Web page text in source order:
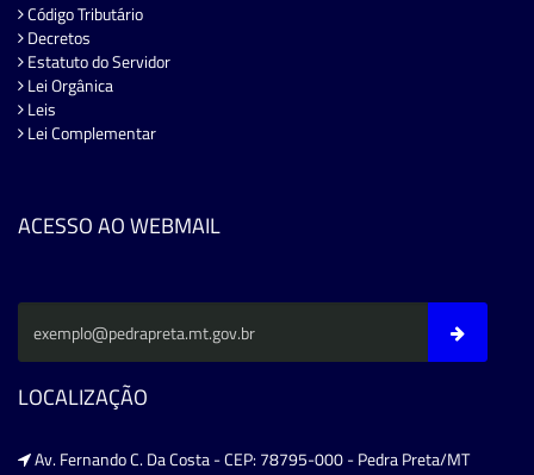
Código Tributário
Decretos
Estatuto do Servidor
Lei Orgânica
Leis
Lei Complementar
ACESSO AO WEBMAIL
LOCALIZAÇÃO
Av. Fernando C. Da Costa - CEP: 78795-000 - Pedra Preta/MT